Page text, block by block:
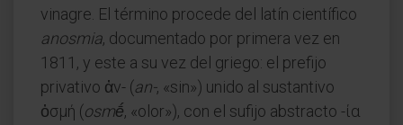
vinagre. El término procede del latín científico
anosmia, documentado por primera vez en
1811, y este a su vez del griego: el prefijo
privativo ἀν- (an-, «sin») unido al sustantivo
ὀσμή (osmḗ, «olor»), con el sufijo abstracto -ία